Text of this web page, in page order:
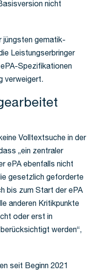
nicht
jüngsten gematik-
Leistungserbringer
Spezifikationen
verweigert.
Volltextsuche in der
„ein zentraler
ePA ebenfalls nicht
gesetzlich geforderte
bis zum Start der ePA
anderen Kritikpunkte
oder erst in
werden“,
seit Beginn 2021